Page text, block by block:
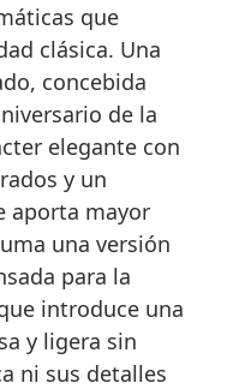
que
clásica. Una
concebida
de la
elegante con
y un
aporta mayor
una versión
para la
introduce una
y ligera sin
ni sus detalles